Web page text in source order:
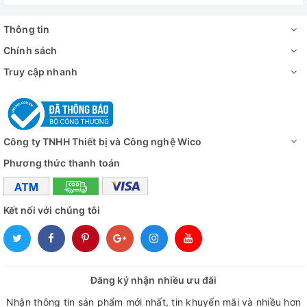
Thông tin
Chính sách
Truy cập nhanh
Công ty TNHH Thiết bị và Công nghệ Wico
Phương thức thanh toán
Kết nối với chúng tôi
Đăng ký nhận nhiều ưu đãi
Nhận thông tin sản phẩm mới nhất, tin khuyến mãi và nhiều hơn